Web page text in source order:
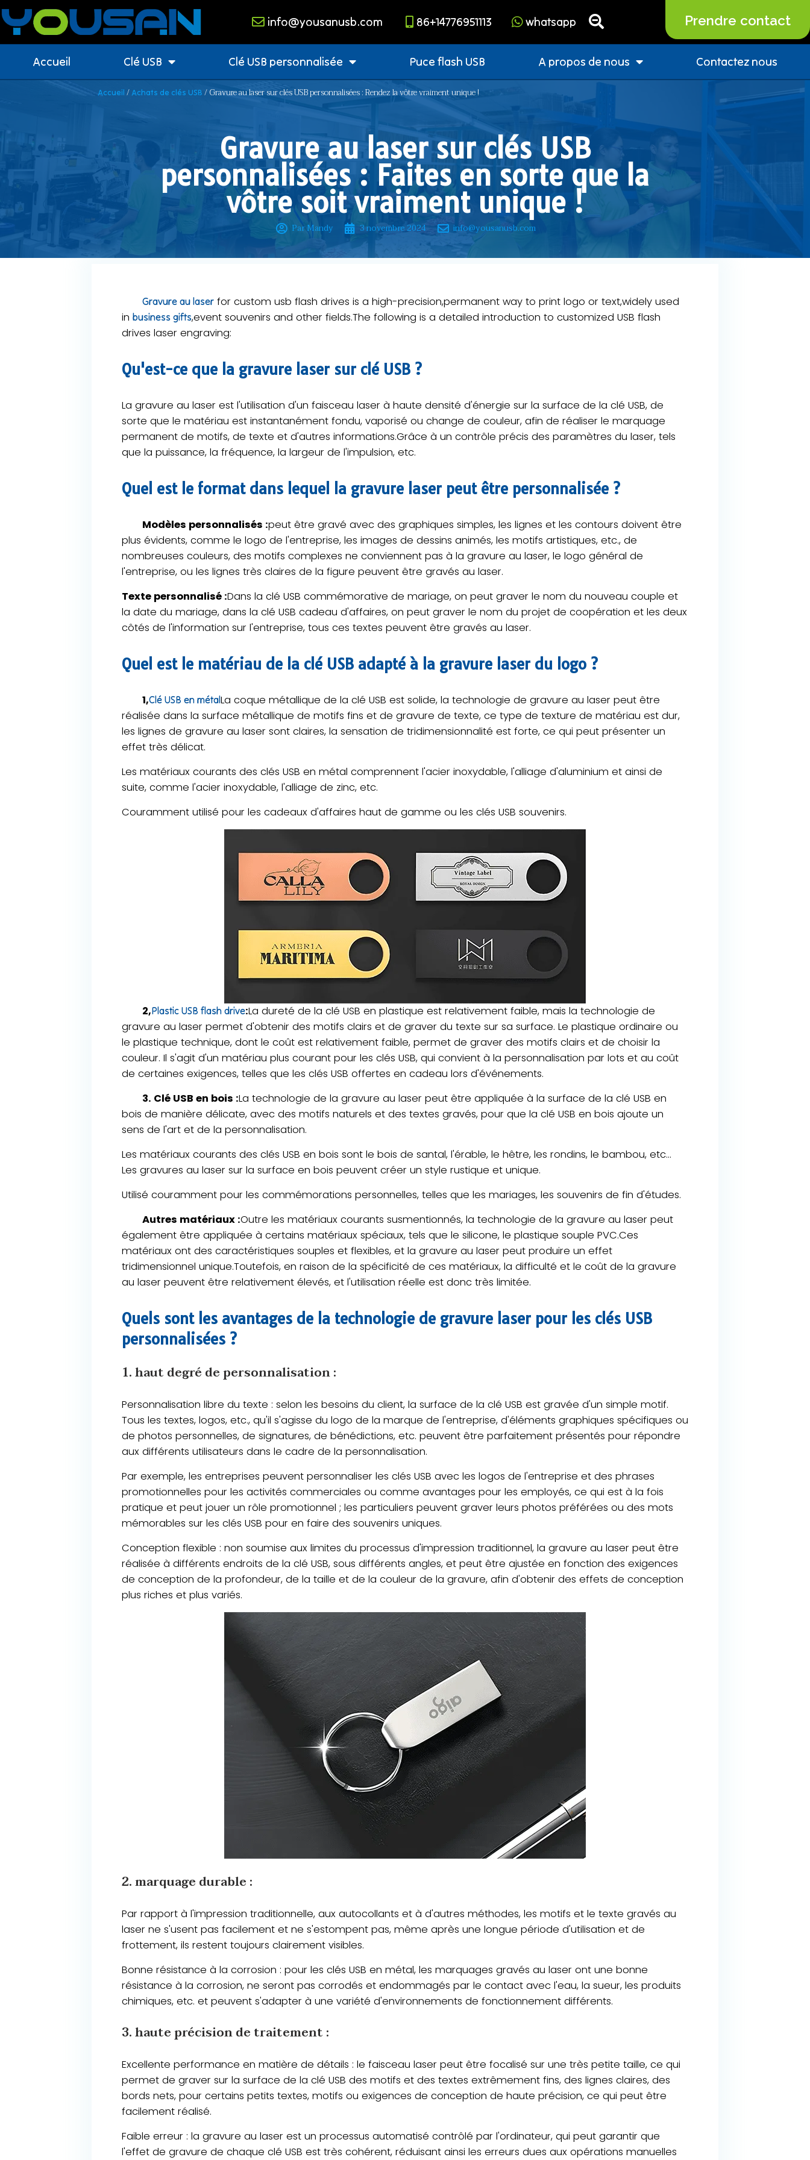
info@yousanusb.com 86+14776951113 whatsapp Prendre contact
Accueil Clé USB Clé USB personnalisée Puce flash USB A propos de nous Contactez nous
Accueil / Achats de clés USB / Gravure au laser sur clés USB personnalisées : Rendez la vôtre vraiment unique !
Gravure au laser sur clés USB
personnalisées : Faites en sorte que la
vôtre soit vraiment unique !
Par Mandy 3 novembre 2024 info@yousanusb.com
Gravure au laser for custom usb flash drives is a high-precision,permanent way to print logo or text,widely used
in business gifts,event souvenirs and other fields.The following is a detailed introduction to customized USB flash
drives laser engraving:
Qu'est-ce que la gravure laser sur clé USB ?
La gravure au laser est l'utilisation d'un faisceau laser à haute densité d'énergie sur la surface de la clé USB, de
sorte que le matériau est instantanément fondu, vaporisé ou change de couleur, afin de réaliser le marquage
permanent de motifs, de texte et d'autres informations.Grâce à un contrôle précis des paramètres du laser, tels
que la puissance, la fréquence, la largeur de l'impulsion, etc.
Quel est le format dans lequel la gravure laser peut être personnalisée ?
Modèles personnalisés :peut être gravé avec des graphiques simples, les lignes et les contours doivent être
plus évidents, comme le logo de l'entreprise, les images de dessins animés, les motifs artistiques, etc., de
nombreuses couleurs, des motifs complexes ne conviennent pas à la gravure au laser, le logo général de
l'entreprise, ou les lignes très claires de la figure peuvent être gravés au laser.
Texte personnalisé :Dans la clé USB commémorative de mariage, on peut graver le nom du nouveau couple et
la date du mariage, dans la clé USB cadeau d'affaires, on peut graver le nom du projet de coopération et les deux
côtés de l'information sur l'entreprise, tous ces textes peuvent être gravés au laser.
Quel est le matériau de la clé USB adapté à la gravure laser du logo ?
1,Clé USB en métalLa coque métallique de la clé USB est solide, la technologie de gravure au laser peut être
réalisée dans la surface métallique de motifs fins et de gravure de texte, ce type de texture de matériau est dur,
les lignes de gravure au laser sont claires, la sensation de tridimensionnalité est forte, ce qui peut présenter un
effet très délicat.
Les matériaux courants des clés USB en métal comprennent l'acier inoxydable, l'alliage d'aluminium et ainsi de
suite, comme l'acier inoxydable, l'alliage de zinc, etc.
Couramment utilisé pour les cadeaux d'affaires haut de gamme ou les clés USB souvenirs.
2,Plastic USB flash drive:La dureté de la clé USB en plastique est relativement faible, mais la technologie de
gravure au laser permet d'obtenir des motifs clairs et de graver du texte sur sa surface. Le plastique ordinaire ou
le plastique technique, dont le coût est relativement faible, permet de graver des motifs clairs et de choisir la
couleur. Il s'agit d'un matériau plus courant pour les clés USB, qui convient à la personnalisation par lots et au coût
de certaines exigences, telles que les clés USB offertes en cadeau lors d'événements.
3. Clé USB en bois :La technologie de la gravure au laser peut être appliquée à la surface de la clé USB en
bois de manière délicate, avec des motifs naturels et des textes gravés, pour que la clé USB en bois ajoute un
sens de l'art et de la personnalisation.
Les matériaux courants des clés USB en bois sont le bois de santal, l'érable, le hêtre, les rondins, le bambou, etc...
Les gravures au laser sur la surface en bois peuvent créer un style rustique et unique.
Utilisé couramment pour les commémorations personnelles, telles que les mariages, les souvenirs de fin d'études.
Autres matériaux :Outre les matériaux courants susmentionnés, la technologie de la gravure au laser peut
également être appliquée à certains matériaux spéciaux, tels que le silicone, le plastique souple PVC.Ces
matériaux ont des caractéristiques souples et flexibles, et la gravure au laser peut produire un effet
tridimensionnel unique.Toutefois, en raison de la spécificité de ces matériaux, la difficulté et le coût de la gravure
au laser peuvent être relativement élevés, et l'utilisation réelle est donc très limitée.
Quels sont les avantages de la technologie de gravure laser pour les clés USB
personnalisées ?
1. haut degré de personnalisation :
Personnalisation libre du texte : selon les besoins du client, la surface de la clé USB est gravée d'un simple motif.
Tous les textes, logos, etc., qu'il s'agisse du logo de la marque de l'entreprise, d'éléments graphiques spécifiques ou
de photos personnelles, de signatures, de bénédictions, etc. peuvent être parfaitement présentés pour répondre
aux différents utilisateurs dans le cadre de la personnalisation.
Par exemple, les entreprises peuvent personnaliser les clés USB avec les logos de l'entreprise et des phrases
promotionnelles pour les activités commerciales ou comme avantages pour les employés, ce qui est à la fois
pratique et peut jouer un rôle promotionnel ; les particuliers peuvent graver leurs photos préférées ou des mots
mémorables sur les clés USB pour en faire des souvenirs uniques.
Conception flexible : non soumise aux limites du processus d'impression traditionnel, la gravure au laser peut être
réalisée à différents endroits de la clé USB, sous différents angles, et peut être ajustée en fonction des exigences
de conception de la profondeur, de la taille et de la couleur de la gravure, afin d'obtenir des effets de conception
plus riches et plus variés.
2. marquage durable :
Par rapport à l'impression traditionnelle, aux autocollants et à d'autres méthodes, les motifs et le texte gravés au
laser ne s'usent pas facilement et ne s'estompent pas, même après une longue période d'utilisation et de
frottement, ils restent toujours clairement visibles.
Bonne résistance à la corrosion : pour les clés USB en métal, les marquages gravés au laser ont une bonne
résistance à la corrosion, ne seront pas corrodés et endommagés par le contact avec l'eau, la sueur, les produits
chimiques, etc. et peuvent s'adapter à une variété d'environnements de fonctionnement différents.
3. haute précision de traitement :
Excellente performance en matière de détails : le faisceau laser peut être focalisé sur une très petite taille, ce qui
permet de graver sur la surface de la clé USB des motifs et des textes extrêmement fins, des lignes claires, des
bords nets, pour certains petits textes, motifs ou exigences de conception de haute précision, ce qui peut être
facilement réalisé.
Faible erreur : la gravure au laser est un processus automatisé contrôlé par l'ordinateur, qui peut garantir que
l'effet de gravure de chaque clé USB est très cohérent, réduisant ainsi les erreurs dues aux opérations manuelles